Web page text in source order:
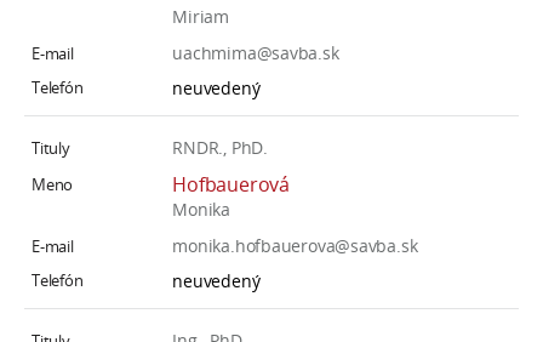
Miriam
uachmima@savba.sk
neuvedený
RNDR., PhD.
Hofbauerová
Monika
monika.hofbauerova@savba.sk
neuvedený